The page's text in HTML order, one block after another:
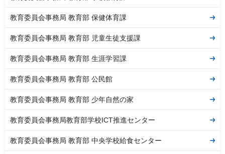
教育委員会事務局 教育部 保健体育課
教育委員会事務局 教育部 児童生徒支援課
教育委員会事務局 教育部 生涯学習課
教育委員会事務局 教育部 公民館
教育委員会事務局 教育部 少年自然の家
教育委員会事務局教育部学校ICT推進センター
教育委員会事務局 教育部 中央学校給食センター